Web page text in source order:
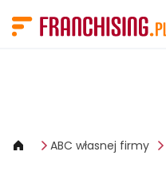
ABC własnej firmy